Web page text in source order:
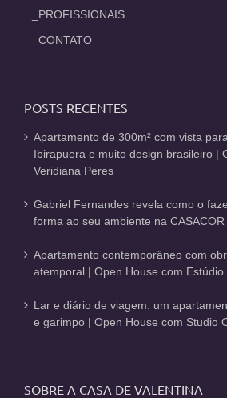
_PROFISSIONAIS
_CONTATO
POSTS RECENTES
Apartamento de 300m² com vista
Ibirapuera e muito design brasileiro |
Veridiana Peres
Gabriel Fernandes revela como o
forma ao seu ambiente na CASACOR
Apartamento contemporâneo com
atemporal | Open House com
Lar e diário de viagem: um
e garimpo | Open House com Studio
SOBRE A CASA DE VALENTINA